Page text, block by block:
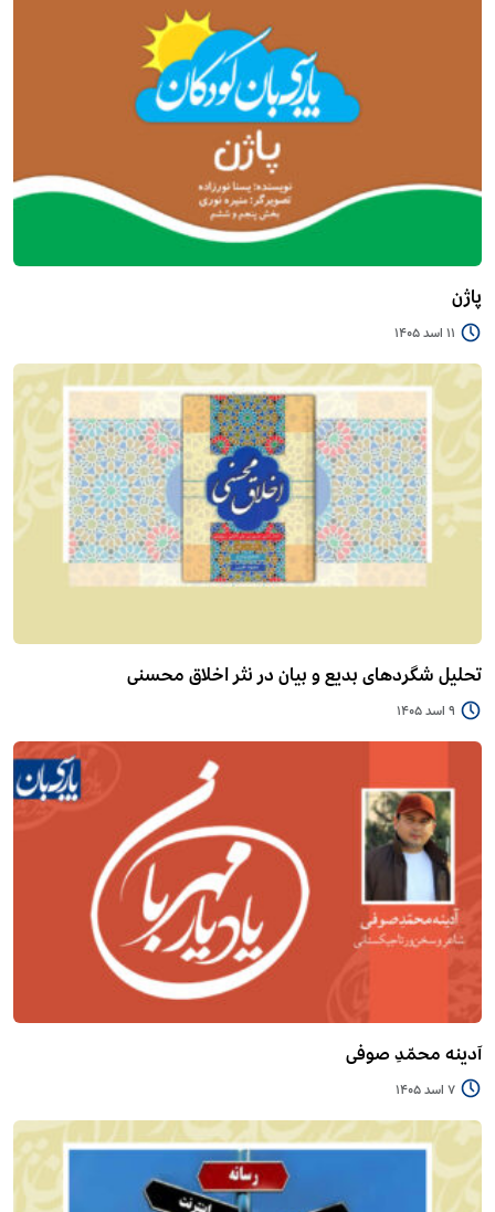
پاژن
11 اسد 1405
تحلیل شگردهای بدیع و بیان در نثر اخلاق محسنی
9 اسد 1405
آدینه محمّدِ صوفی
7 اسد 1405